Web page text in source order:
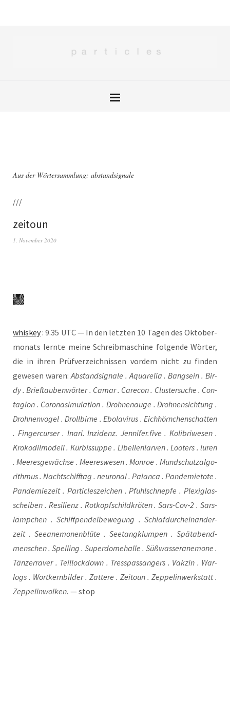
Aus der Wörtersammlung: abstandsignale
///
zeitoun
1. November 2020
whis­key: 9.35 UTC — In den letz­ten 10 Tagen des Okto­ber­
mo­nats lern­te mei­ne Schreib­ma­schi­ne fol­gen­de Wör­ter,
die in ihren Prüf­ver­zeich­nis­sen vor­dem nicht zu fin­den
gewe­sen waren:Abstand­si­gna­le . Aqua­re­lia . Bang­sein . Bir­
dy . Brief­tau­ben­wör­ter . Camar . Care­con . Clus­ter­su­che . Con­
ta­gi­on . Coro­na­si­mu­la­ti­on . Droh­nen­au­ge . Droh­nen­sich­tung .
Droh­nen­vo­gel . Droll­bir­ne . Ebo­la­vi­rus . Eich­hörn­chen­schat­ten
. Fin­ger­cur­ser . Ina­ri. Inzi­denz. Jennifer.five . Koli­bri­we­sen .
Kro­ko­dil­mo­dell . Kür­bis­sup­pe . Libel­len­lar­ven . Loo­ters . luren
. Mee­res­ge­wäch­se . Mee­res­we­sen . Mon­roe . Mund­schutz­al­go­
rith­mus . Nacht­schiff­tag . neu­ro­nal . Palan­ca . Pan­de­mie­to­te .
Pan­de­mie­zeit . Par­tic­les­zei­chen . Pfuhl­schnep­fe . Ple­xi­glas­
schei­ben . Resi­li­enz . Rotkopf­schild­krö­ten . Sars-Cov‑2 . Sars­
lämp­chen . Schiff­pen­del­be­we­gung . Schlaf­durch­ein­an­der­
zeit . See­ane­mo­nen­blü­te . See­tang­klum­pen . Spät­abend­
men­schen . Spel­ling . Super­do­me­hal­le . Süß­was­ser­ane­mo­ne .
Tän­zer­ra­ver . Teil­lock­down . Tress­pass­an­gers . Vak­zin . War­
logs . Wort­kern­bil­der . Zat­te­re . Zeit­o­un . Zep­pe­lin­werk­statt .
Zep­pe­lin­wol­ken. — stop